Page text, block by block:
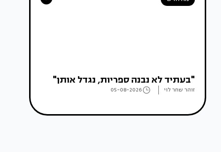
"בעתיד לא נבנה ספריות, נגדל אותן"
זוהר שחר לוי 05-08-2026